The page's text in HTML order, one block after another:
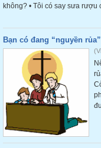
không? • Tôi có say sưa rượu
Bạn có đang “nguyền